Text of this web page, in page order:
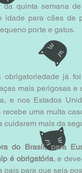
da quinta semana
idade para cães de
porte e gatos.
já
mais perigosas e
e nos Estados
uma multa
cuidarem mais da
do Brasil, para
é obrigatória, e
para que seja